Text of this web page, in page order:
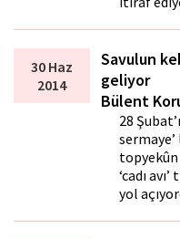
30 Haz
2014
Savulun
geliyor
Bülent
28
topyekûn
‘cadı
yol